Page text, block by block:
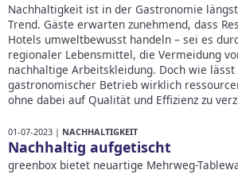
Nachhaltigkeit ist in der Gastronomie
Trend. Gäste erwarten zunehmend, dass
Hotels umweltbewusst handeln – sei es
regionaler Lebensmittel, die Vermeidung
nachhaltige Arbeitskleidung. Doch wie
gastronomischer Betrieb wirklich
ohne dabei auf Qualität und Effizienz zu
01-07-2023 | NACHHALTIGKEIT
Nachhaltig aufgetischt
greenbox bietet neuartige Mehrweg-